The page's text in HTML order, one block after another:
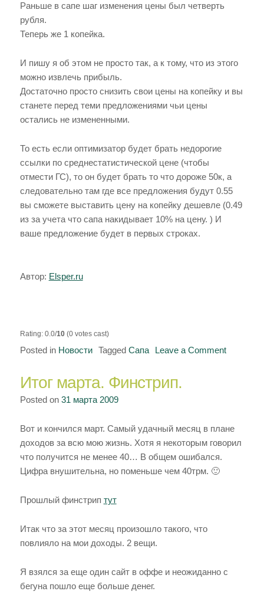
Раньше в сапе шаг изменения цены был четверть
рубля.
Теперь же 1 копейка.
И пишу я об этом не просто так, а к тому, что из этого
можно извлечь прибыль.
Достаточно просто снизить свои цены на копейку и вы
станете перед теми предложениями чьи цены
остались не измененными.
То есть если оптимизатор будет брать недорогие
ссылки по среднестатистической цене (чтобы
отмести ГС), то он будет брать то что дороже 50к, а
следовательно там где все предложения будут 0.55
вы сможете выставить цену на копейку дешевле (0.49
из за учета что сапа накидывает 10% на цену. ) И
ваше предложение будет в первых строках.
Автор: Elsper.ru
Rating: 0.0/10(0 votes cast)
Posted in Новости Tagged Сапа Leave a Commenton
Итог марта. Финстрип.
Posted on 31 марта 2009
Вот и кончился март. Самый удачный месяц в плане
доходов за всю мою жизнь. Хотя я некоторым говорил
что получится не менее 40… В общем ошибался.
Цифра внушительна, но поменьше чем 40трм. 🙂
Прошлый финстрип тут
Итак что за этот месяц произошло такого, что
повлияло на мои доходы. 2 вещи.
Я взялся за еще один сайт в оффе и неожиданно с
бегуна пошло еще больше денег.